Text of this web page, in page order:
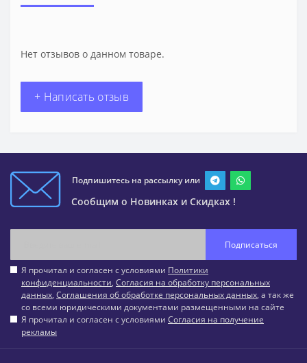
Нет отзывов о данном товаре.
+ Написать отзыв
Подпишитесь на рассылку или
Сообщим о Новинках и Скидках !
Подписаться
Я прочитал и согласен с условиями Политики
конфиденциальности, Согласия на обработку персональных
данных, Соглашения об обработке персональных данных, а так же
со всеми юридическими документами размещенными на сайте
Я прочитал и согласен с условиями Согласия на получение
рекламы